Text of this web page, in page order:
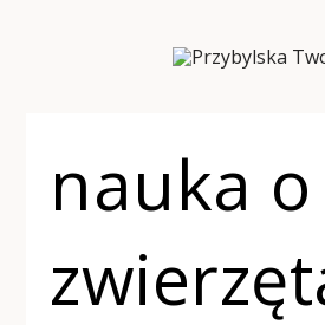
nauka o